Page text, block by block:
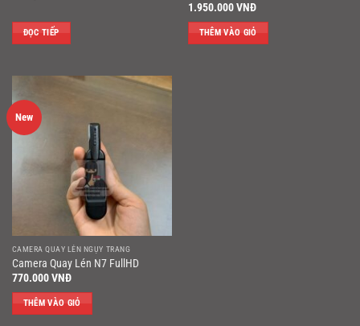
ĐỌC TIẾP
1.950.000VNĐ
THÊM VÀO GIỎ
New
CAMERA QUAY LÉN NGỤY TRANG
Camera Quay Lén N7 FullHD
770.000VNĐ
THÊM VÀO GIỎ